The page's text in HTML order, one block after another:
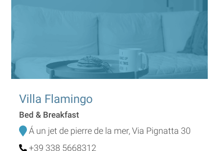
Villa Flamingo
Bed & Breakfast
Á un jet de pierre de la mer, Via Pignatta 30
+39 338 5668312